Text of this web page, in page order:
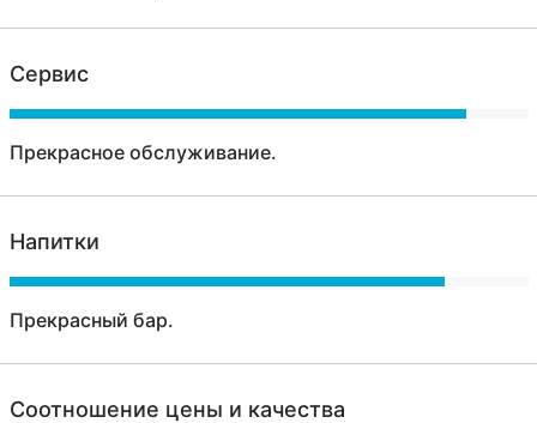
Сервис
Прекрасное обслуживание.
Напитки
Прекрасный бар.
Соотношение цены и качества